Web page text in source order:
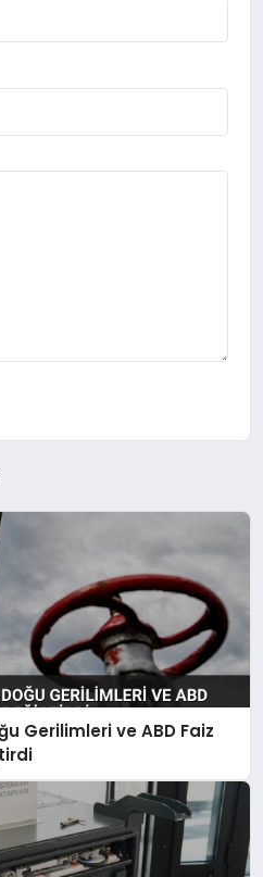
Gerilimleri ve ABD Faiz